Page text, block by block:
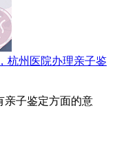
杭州医院办理亲子鉴
亲子鉴定方面的意